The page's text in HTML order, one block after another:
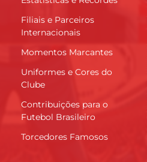
Filiais e Parceiros
Internacionais
Momentos Marcantes
Uniformes e Cores do
Clube
Contribuições para o
Futebol Brasileiro
Torcedores Famosos